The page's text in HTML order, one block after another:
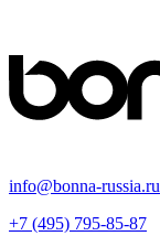
info@bonna-russia.ru
+7 (495) 795-85-87